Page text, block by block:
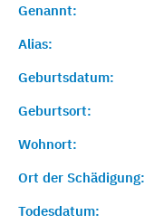
Genannt:
Alias:
Geburtsdatum:
Geburtsort:
Wohnort:
Ort der Schädigung:
Todesdatum: